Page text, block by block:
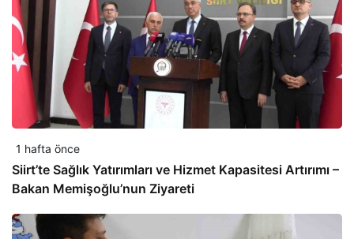
1 hafta önce
Siirt’te Sağlık Yatırımları ve Hizmet Kapasitesi Artırımı –
Bakan Memişoğlu’nun Ziyareti